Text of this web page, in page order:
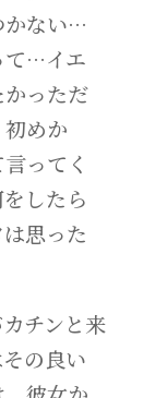
かない…
て…イエ
っただ
めか
ってく
したら
思った
チンと来
の良い